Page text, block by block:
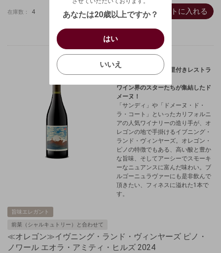
在庫数： 4 カートに入れる
オレゴン期待の星、星付きレストラ
ワイン界のスターたちが集結したド
メーヌ！
「サンディ」や「ドメーヌ・ド・
ラ・コート」といったカリフォルニ
アの人気ワイナリーの造り手が、オ
レゴンの地で手掛けるイブニング・
ランド・ヴィンヤーズ。オレゴン・
ピノの特徴でもある、高い酸と豊か
な旨味、そしてアーシーでスモーキ
ーなニュアンスに富んだ味わい。ブ
ルゴーニュラヴァーにも是非飲んで
頂きたい、フィネスに溢れた1本で
す。
旨味エレガント
前菜（シャルキュトリー）と合わせて
≪オレゴン≫イヴニング・ランド・ヴィンヤーズ ピノ・
ノワール エオラ・アミティ・ヒルズ 2024
お買い物を続ける カートへ進む
あなたは20歳以上ですか？
はい
いいえ
西暦
/
確認する